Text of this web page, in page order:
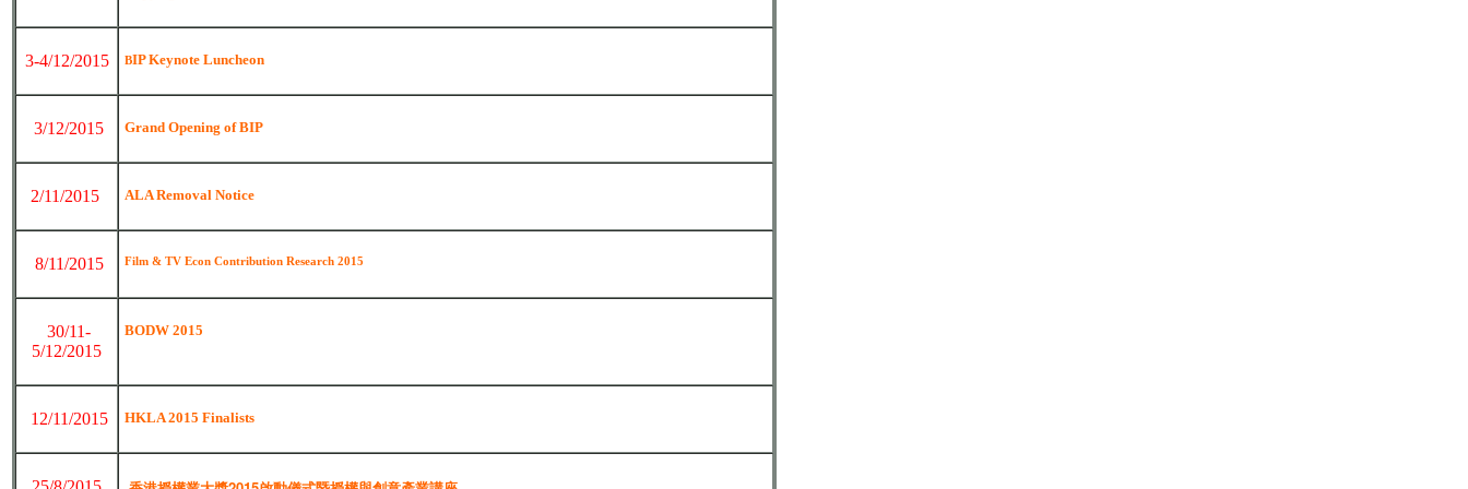
3-4/12/2015 BIP Keynote Luncheon
3/12/2015 Grand Opening of BIP
2/11/2015 ALA Removal Notice
8/11/2015 Film & TV Econ Contribution Research 2015
30/11-
5/12/2015
BODW 2015
12/11/2015 HKLA 2015 Finalists